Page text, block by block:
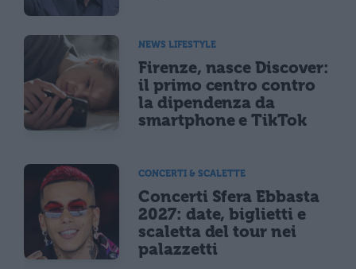
NEWS LIFESTYLE
Firenze, nasce Discover:
il primo centro contro
la dipendenza da
smartphone e TikTok
CONCERTI & SCALETTE
Concerti Sfera Ebbasta
2027: date, biglietti e
scaletta del tour nei
palazzetti